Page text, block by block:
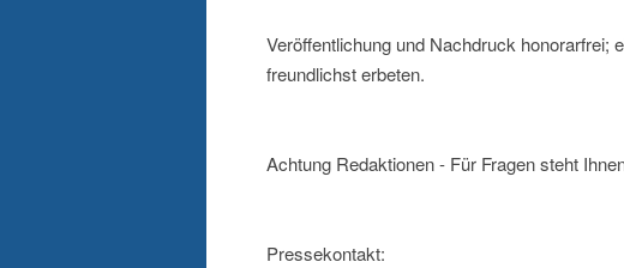
Veröffentlichung und Nachdruck honorarfrei;
freundlichst erbeten.
Achtung Redaktionen - Für Fragen steht
Pressekontakt: